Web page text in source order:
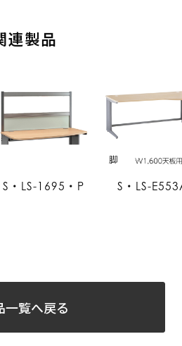
連製品
S・LS-1695・P S・LS-
一覧へ戻る